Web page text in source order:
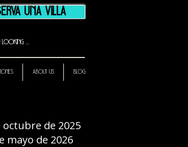
una Villa
ABOUT US BLOG
de 2025
mayo de 2026